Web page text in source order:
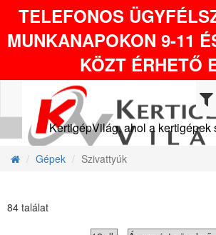
TELEFONOS
MUNKANAPOKON 9-11
KÖZT ÉRHETŐ
KertigépVilág, ahol a kertigépek
Gépek Szivattyúk
84 találat